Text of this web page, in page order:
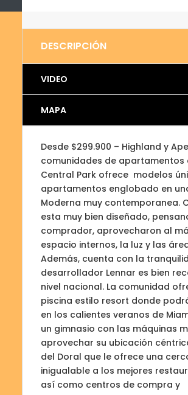
DESCRIPCIÓN
VIDEO
MAPA
Desde $299.900 – Highland y
comunidades de apartamentos
Central Park ofrece modelos
apartamentos englobado en
Moderna muy contemporanea.
esta muy bien diseñado,
comprador, aprovecharon al
espacio internos, la luz y las
Además, cuenta con la
desarrollador Lennar es bien
nivel nacional. La comunidad
piscina estilo resort donde
en los calientes veranos de
un gimnasio con las máquinas
aprovechar su ubicación
del Doral que le ofrece una
inigualable a los mejores
así como centros de compra y